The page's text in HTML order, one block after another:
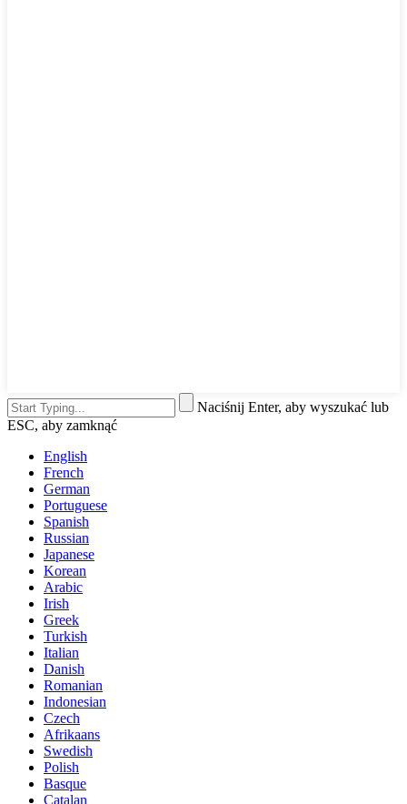
Naciśnij Enter, aby wyszukać lub
ESC, aby zamknąć
English
French
German
Portuguese
Spanish
Russian
Japanese
Korean
Arabic
Irish
Greek
Turkish
Italian
Danish
Romanian
Indonesian
Czech
Afrikaans
Swedish
Polish
Basque
Catalan